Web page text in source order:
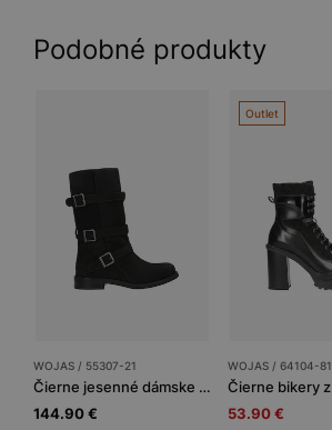
Podobné produkty
WOJAS / 55307-21
Čierne jesenné dámske kotníkové topánky z nubuku
144.90 €
Outlet
WOJAS / 64104-81
53.90 €